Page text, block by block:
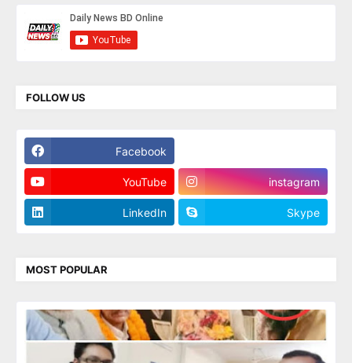
FOLLOW US
Facebook
YouTube instagram
LinkedIn Skype
MOST POPULAR